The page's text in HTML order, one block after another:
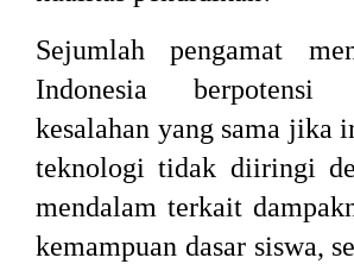
Sejumlah pengamat
Indonesia berpotensi
kesalahan yang sama jika
teknologi tidak diiringi
mendalam terkait
kemampuan dasar siswa,